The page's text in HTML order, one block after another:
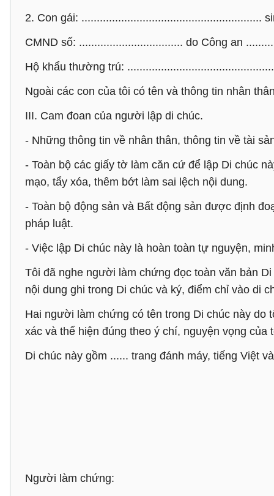
2. Con gái: ...........................................................
CMND số: .................................. do Công an
Hộ khẩu thường trú:
Ngoài các con của tôi có tên và thông tin nhân
III. Cam đoan của người lập di chúc.
- Những thông tin về nhân thân, thông tin về tài
- Toàn bộ các giấy tờ làm căn cứ để lập Di chúc
mạo, tẩy xóa, thêm bớt làm sai lệch nội dung.
- Toàn bộ động sản và Bất động sản được định
pháp luật.
- Việc lập Di chúc này là hoàn toàn tự nguyện,
Tôi đã nghe người làm chứng đọc toàn văn bản
nội dung ghi trong Di chúc và ký, điểm chỉ vào di
Hai người làm chứng có tên trong Di chúc này
xác và thể hiện đúng theo ý chí, nguyện vọng
Di chúc này gồm ...... trang đánh máy, tiếng Việt
Người làm chứng: